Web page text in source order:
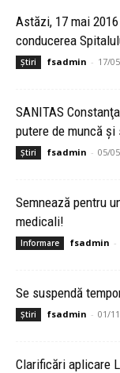
Astăzi, 17 mai
conducerea
Știri fsadmin - 17/
SANITAS
putere de muncă
Știri fsadmin - 05/
Semnează pentru
medicali!
Informare fsadmin -
Se suspendă
Știri fsadmin - 01/
Clarificări aplicare